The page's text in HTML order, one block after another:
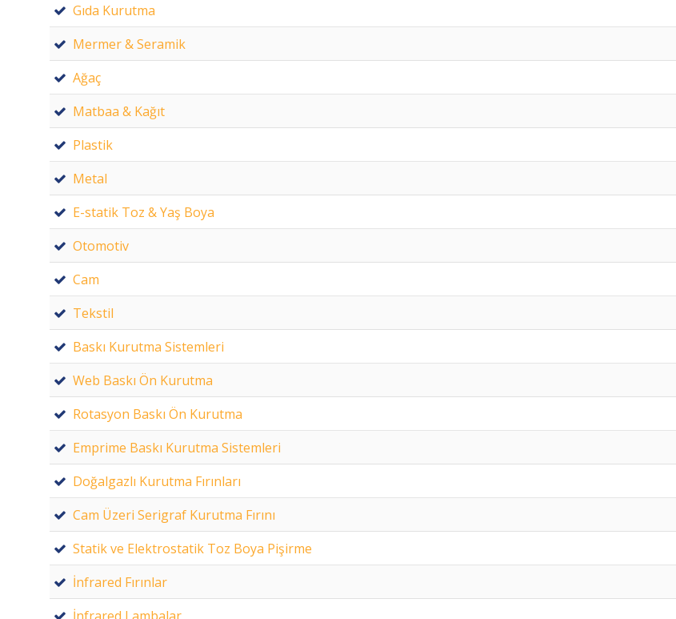
Gıda Kurutma
Mermer & Seramik
Ağaç
Matbaa & Kağıt
Plastik
Metal
E-statik Toz & Yaş Boya
Otomotiv
Cam
Tekstil
Baskı Kurutma Sistemleri
Web Baskı Ön Kurutma
Rotasyon Baskı Ön Kurutma
Emprime Baskı Kurutma Sistemleri
Doğalgazlı Kurutma Fırınları
Cam Üzeri Serigraf Kurutma Fırını
Statik ve Elektrostatik Toz Boya Pişirme
İnfrared Fırınlar